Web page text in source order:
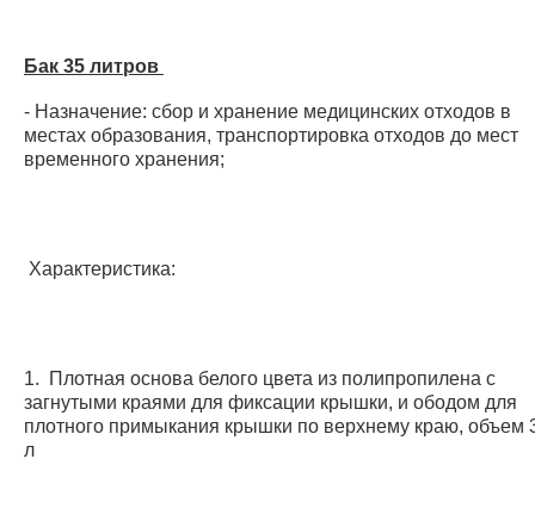
Бак 35 литров
- Назначение: сбор и хранение медицинских отходов в
местах образования, транспортировка отходов до мест
временного хранения;
Характеристика:
1. Плотная основа белого цвета из полипропилена с
загнутыми краями для фиксации крышки, и ободом для
плотного примыкания крышки по верхнему краю, объем
л